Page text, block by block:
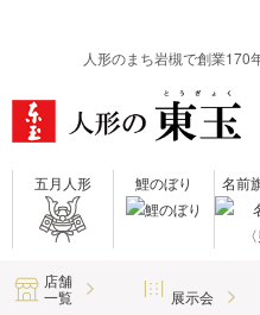
人形のまち岩槻で創業170
五月人形 鯉のぼり 名前
店舗
一覧
展示会